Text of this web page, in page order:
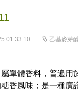
01:33:10 乙基麥芽
單體香料，普遍用
香風味；是一種廣